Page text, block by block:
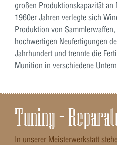
großen Produktionskapazität
1960er Jahren verlegte sich
Produktion von
hochwertigen Neufertigungen
Jahrhundert und trennte die
Munition in verschiedene
Tuning –
In unserer Meisterwerkstatt